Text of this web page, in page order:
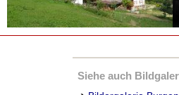
Siehe auch